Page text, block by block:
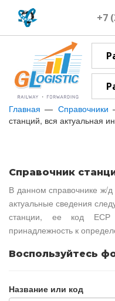
+7
Главная Справочники
станций, вся актуальная
Справочник
В данном справочнике ж/
актуальные сведения
станции, ее код ЕСР
принадлежность к
Воспользуйтесь
Название или код